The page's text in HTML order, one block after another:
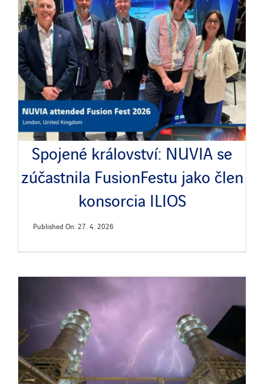
Spojené království: NUVIA se
zúčastnila FusionFestu jako člen
konsorcia ILIOS
Published On: 27. 4. 2026